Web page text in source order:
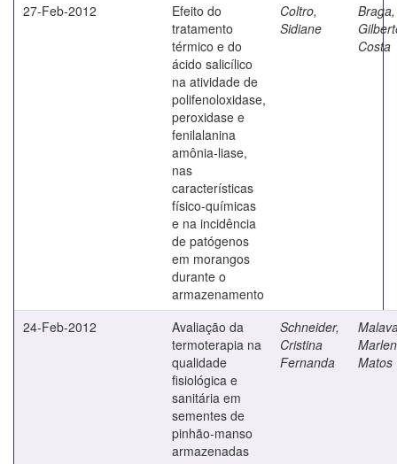
27-Feb-2012
Efeito do
tratamento
térmico e do
ácido salicílico
na atividade de
polifenoloxidase,
peroxidase e
fenilalanina
amônia-liase,
nas
características
físico-químicas
e na incidência
de patógenos
em morangos
durante o
armazenamento
Coltro,
Sidiane
Braga,
Costa
24-Feb-2012
Avaliação da
termoterapia na
qualidade
fisiológica e
sanitária em
sementes de
pinhão-manso
armazenadas
Schneider,
Cristina
Fernanda
Matos